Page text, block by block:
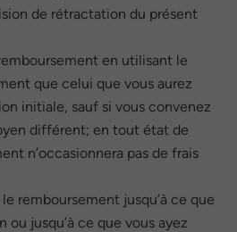
de rétractation du présent
en utilisant le
que celui que vous aurez
initiale, sauf si vous convenez
différent; en tout état de
n’occasionnera pas de frais
remboursement jusqu’à ce que
ou jusqu’à ce que vous ayez